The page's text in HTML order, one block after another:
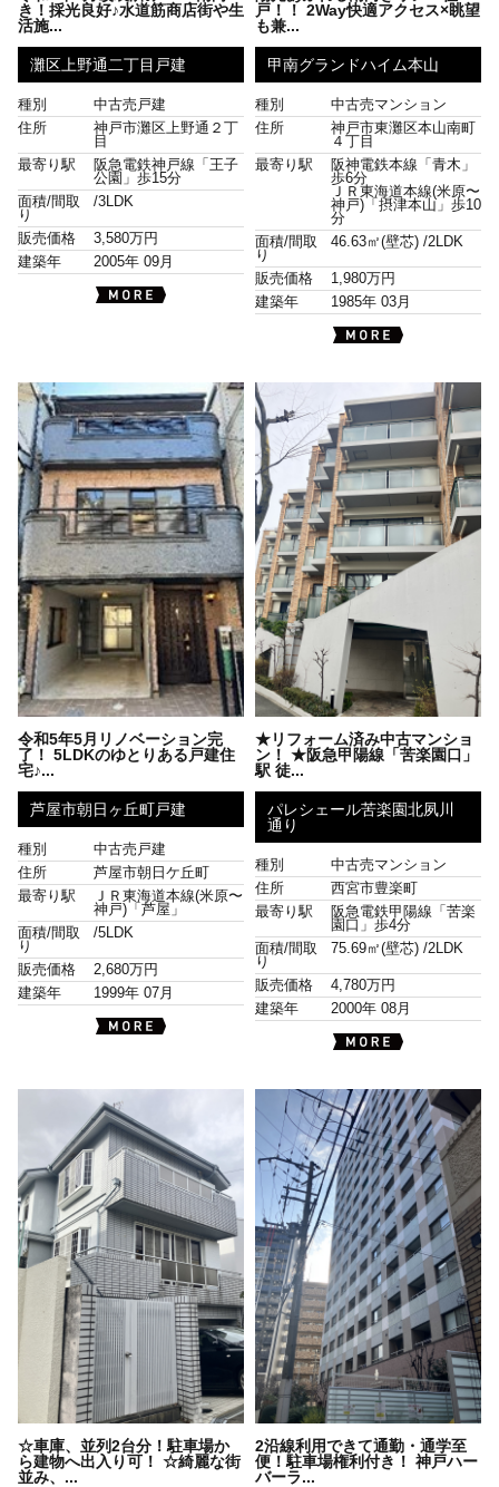
き！採光良好♪水道筋商店街や生
活施...
灘区上野通二丁目戸建
種別
中古売戸建
住所
神戸市灘区上野通２丁
目
最寄り駅
阪急電鉄神戸線「王子
公園」歩15分
面積/間取
り
/3LDK
販売価格
3,580万円
建築年
2005年 09月
戸！！ 2Way快適アクセス×眺望
も兼...
甲南グランドハイム本山
種別
中古売マンション
住所
神戸市東灘区本山南町
４丁目
最寄り駅
阪神電鉄本線「青木」
歩6分
ＪＲ東海道本線(米原〜
神戸)「摂津本山」歩10
分
面積/間取
り
46.63㎡(壁芯) /2LDK
販売価格
1,980万円
建築年
1985年 03月
令和5年5月リノベーション完
了！ 5LDKのゆとりある戸建住
宅♪...
芦屋市朝日ヶ丘町戸建
種別
中古売戸建
住所
芦屋市朝日ケ丘町
最寄り駅
ＪＲ東海道本線(米原〜
神戸)「芦屋」
面積/間取
り
/5LDK
販売価格
2,680万円
建築年
1999年 07月
★リフォーム済み中古マンショ
ン！ ★阪急甲陽線「苦楽園口」
駅 徒...
パレシェール苦楽園北夙川
通り
種別
中古売マンション
住所
西宮市豊楽町
最寄り駅
阪急電鉄甲陽線「苦楽
園口」歩4分
面積/間取
り
75.69㎡(壁芯) /2LDK
販売価格
4,780万円
建築年
2000年 08月
☆車庫、並列2台分！駐車場か
ら建物へ出入り可！ ☆綺麗な街
並み、...
2沿線利用できて通勤・通学至
便！駐車場権利付き！ 神戸ハー
バーラ...